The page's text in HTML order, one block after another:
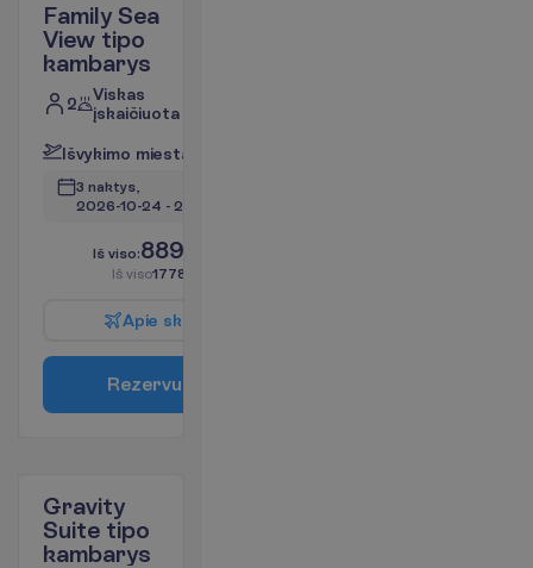
Family Sea
View tipo
kambarys
2
Viskas
įskaičiuota
Išvykimo miesta
3 naktys,
2026-10-24 - 2026-10-27
Iš viso:889.00
Iš viso1778.00
Apie sk
Rezervu
Gravity
Suite tipo
kambarys